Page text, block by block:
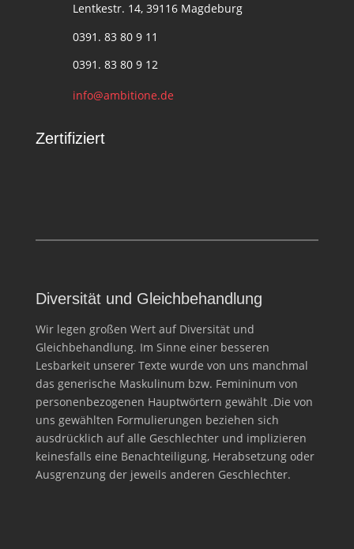
Lentkestr. 14, 39116 Magdeburg
0391. 83 80 9 11
0391. 83 80 9 12
info@ambitione.de
Zertifiziert
Diversität und Gleichbehandlung
Wir legen großen Wert auf Diversität und
Gleichbehandlung. Im Sinne einer besseren
Lesbarkeit unserer Texte wurde von uns manchmal
das generische Maskulinum bzw. Femininum von
personenbezogenen Hauptwörtern gewählt .Die von
uns gewählten Formulierungen beziehen sich
ausdrücklich auf alle Geschlechter und implizieren
keinesfalls eine Benachteiligung, Herabsetzung oder
Ausgrenzung der jeweils anderen Geschlechter.